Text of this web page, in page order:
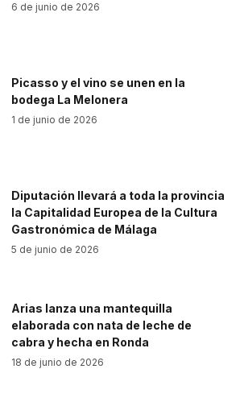
6 de junio de 2026
Picasso y el vino se unen en la
bodega La Melonera
1 de junio de 2026
Diputación llevará a toda la provincia
la Capitalidad Europea de la Cultura
Gastronómica de Málaga
5 de junio de 2026
Arias lanza una mantequilla
elaborada con nata de leche de
cabra y hecha en Ronda
18 de junio de 2026